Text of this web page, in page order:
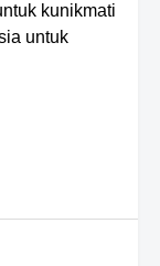
kunikmati
untuk